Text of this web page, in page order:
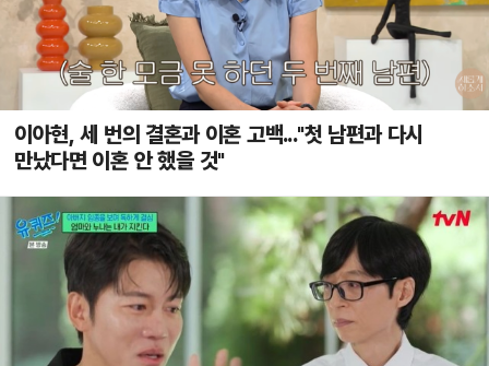
이아현, 세 번의 결혼과 이혼 고백..."첫 남편과 다시
만났다면 이혼 안 했을 것"